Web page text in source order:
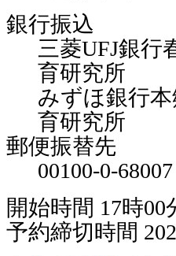
銀行振込
三菱UFJ銀行
育研究所
みずほ銀行
育研究所
郵便振替先
00100-0-
開始時間 17時00
予約締切時間